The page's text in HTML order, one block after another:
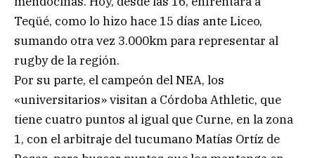
Teqüé, como lo hizo hace 15 días ante Liceo,
sumando otra vez 3.000km para representar al
rugby de la región.
Por su parte, el campeón del NEA, los
«universitarios» visitan a Córdoba Athletic, que
tiene cuatro puntos al igual que Curne, en la zona
1, con el arbitraje del tucumano Matías Ortíz de